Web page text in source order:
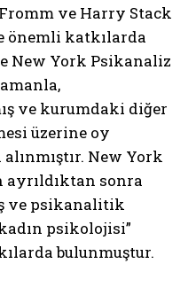
ve Harry Stack
önemli katkılarda
New York Psikanaliz
ve kurumdaki diğer
üzerine oy
New York
ayrıldıktan sonra
ve psikanalitik
psikolojisi”
bulunmuştur.